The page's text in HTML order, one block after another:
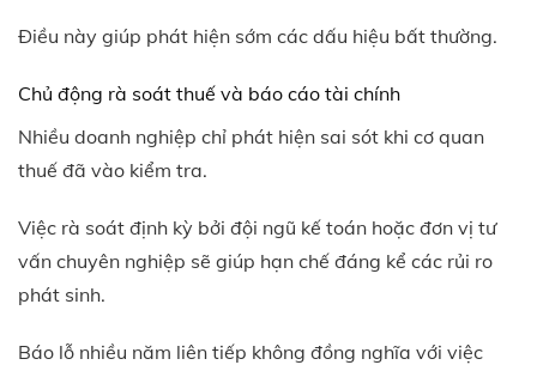
Điều này giúp phát hiện sớm các dấu hiệu bất thường.
Chủ động rà soát thuế và báo cáo tài chính
Nhiều doanh nghiệp chỉ phát hiện sai sót khi cơ quan
thuế đã vào kiểm tra.
Việc rà soát định kỳ bởi đội ngũ kế toán hoặc đơn vị tư
vấn chuyên nghiệp sẽ giúp hạn chế đáng kể các rủi ro
phát sinh.
Báo lỗ nhiều năm liên tiếp không đồng nghĩa với việc